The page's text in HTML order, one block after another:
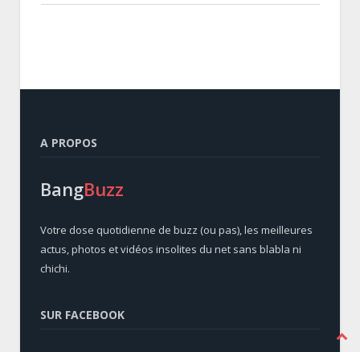
A PROPOS
BangBuzz
Votre dose quotidienne de buzz (ou pas), les meilleures
actus, photos et vidéos insolites du net sans blabla ni
chichi.
SUR FACEBOOK